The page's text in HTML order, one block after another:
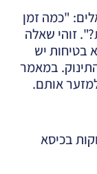
"כמה זמן
זוהי שאלה
בטיחות יש
במאמר
אותם.
בכיסא